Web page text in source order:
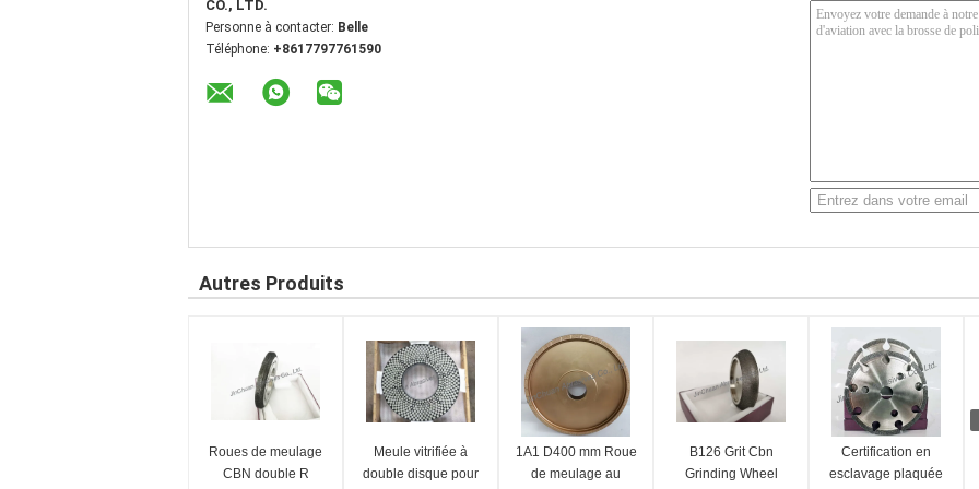
CO., LTD.
Personne à contacter: Belle
Téléphone: +8617797761590
Autres Produits
Roues de meulage
CBN double R
Meule vitrifiée à
double disque pour
1A1 D400 mm Roue
de meulage au
B126 Grit Cbn
Grinding Wheel
Certification en
esclavage plaquée